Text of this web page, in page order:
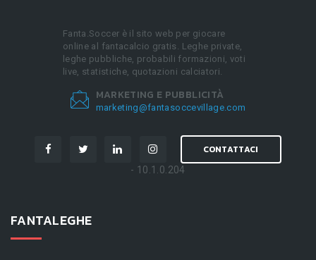
Fanta.Soccer è il sito web per giocare
online al fantacalcio gratis. Leghe private,
leghe pubbliche, probabili formazioni, voti
live, statistiche, quotazioni calciatori.
MARKETING E PUBBLICITÀ
marketing@fantasoccevillage.com
CONTATTACI
- 10.1.0.204
FANTALEGHE